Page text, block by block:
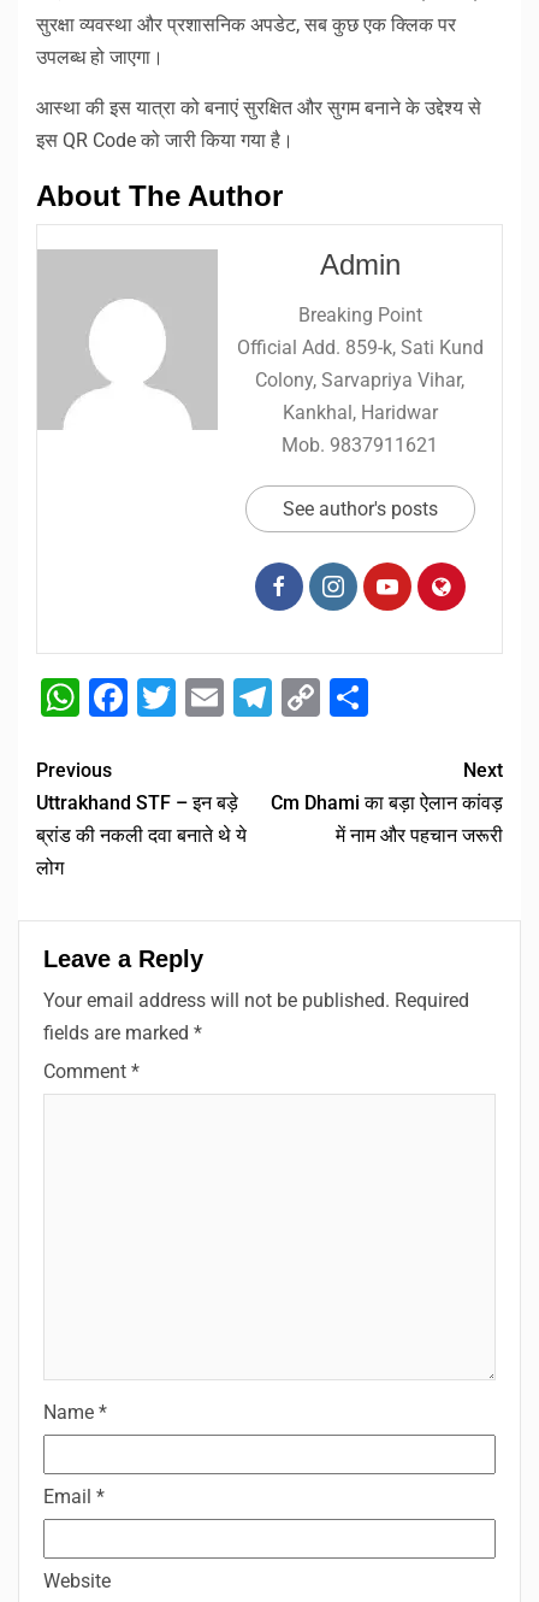
सुरक्षा व्यवस्था और प्रशासनिक अपडेट, सब कुछ एक क्लिक पर
उपलब्ध हो जाएगा।
आस्था की इस यात्रा को बनाएं सुरक्षित और सुगम बनाने के उद्देश्य से
इस QR Code को जारी किया गया है।
About The Author
Admin
Breaking Point
Official Add. 859-k, Sati Kund
Colony, Sarvapriya Vihar,
Kankhal, Haridwar
Mob. 9837911621
See author's posts
WhatsApp
Facebook
Twitter
EmailTelegram
Copy
Previous
Uttrakhand STF – इन बड़े
ब्रांड की नकली दवा बनाते थे ये
लोग
Next
Cm Dhami का बड़ा ऐलान कांवड़
में नाम और पहचान जरूरी
Leave a Reply
Your email address will not be published. Required
fields are marked *
Comment *
Name *
Email *
Website